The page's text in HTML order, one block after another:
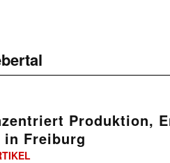
Produktion,
in Freiburg